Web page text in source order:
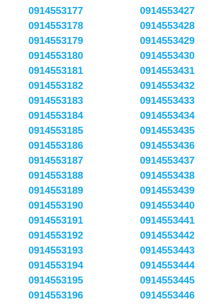
0914553177
0914553178
0914553179
0914553180
0914553181
0914553182
0914553183
0914553184
0914553185
0914553186
0914553187
0914553188
0914553189
0914553190
0914553191
0914553192
0914553193
0914553194
0914553195
0914553196
0914553427
0914553428
0914553429
0914553430
0914553431
0914553432
0914553433
0914553434
0914553435
0914553436
0914553437
0914553438
0914553439
0914553440
0914553441
0914553442
0914553443
0914553444
0914553445
0914553446